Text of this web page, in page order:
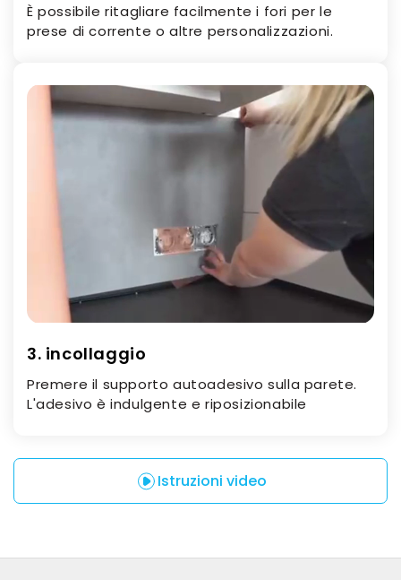
È possibile ritagliare facilmente i fori per le
prese di corrente o altre personalizzazioni.
3. incollaggio
Premere il supporto autoadesivo sulla parete.
L'adesivo è indulgente e riposizionabile
Istruzioni video